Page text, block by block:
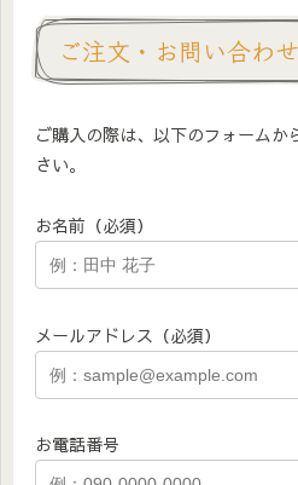
ご注文・お問い合わせ
ご購入の際は、以下のフォーム
さい。
お名前（必須）
メールアドレス（必須）
お電話番号